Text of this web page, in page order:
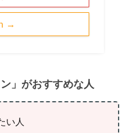
→
」がおすすめな人
い人